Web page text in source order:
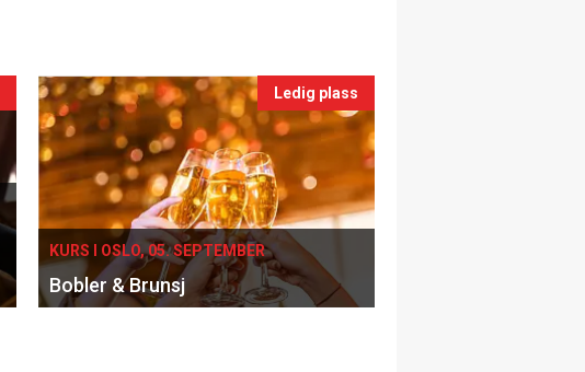
Ledig plass
KURS I OSLO, 05. SEPTEMBER
Bobler & Brunsj